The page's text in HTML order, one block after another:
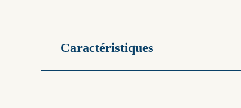
Caractéristiques